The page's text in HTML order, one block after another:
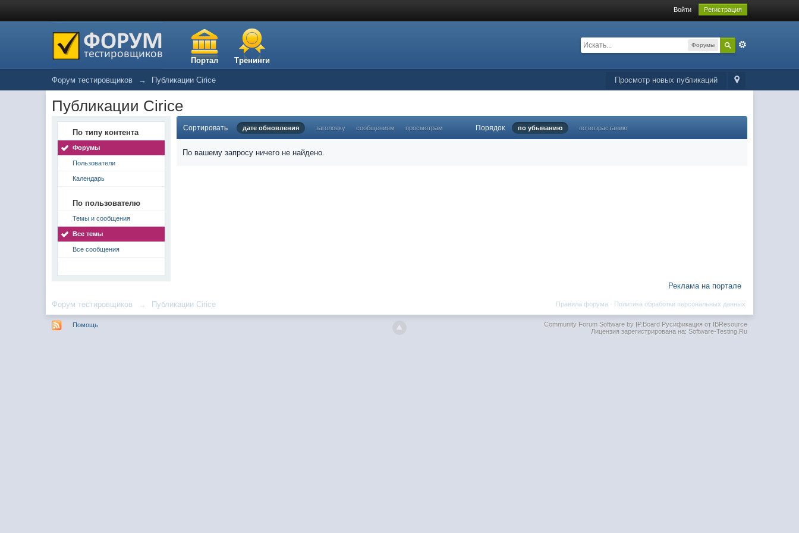
Войти Регистрация
Портал Тренинги
Форумы
Просмотр новых публикаций
Форум тестировщиков → Публикации Cirice
Публикации Cirice
По типу контента
Форумы
Пользователи
Календарь
По пользователю
Темы и сообщения
Все темы
Все сообщения
Сортировать дате обновления заголовку сообщениям просмотрам Порядок по убыванию по возрастанию
По вашему запросу ничего не найдено.
Реклама на портале
Форум тестировщиков → Публикации Cirice Политика обработки персональных данных
Правила форума ·
Помощь Community Forum Software by IP.BoardРусификация от IBResource
Лицензия зарегистрирована на: Software-Testing.Ru